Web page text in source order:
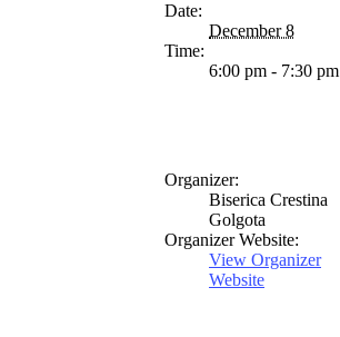
Date:
December 8
Time:
6:00 pm - 7:30 pm
Organizer:
Biserica Crestina
Golgota
Organizer Website:
View Organizer
Website